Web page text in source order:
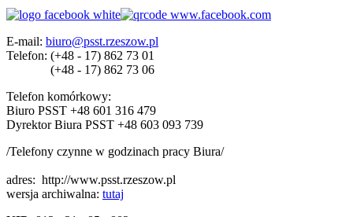
E-mail: biuro@psst.rzeszow.pl
Telefon: (+48 - 17) 862 73 01
(+48 - 17) 862 73 06
Telefon komórkowy:
Biuro PSST +48 601 316 479
Dyrektor Biura PSST +48 603 093 739
/Telefony czynne w godzinach pracy Biura/
adres: http://www.psst.rzeszow.pl
wersja archiwalna: tutaj